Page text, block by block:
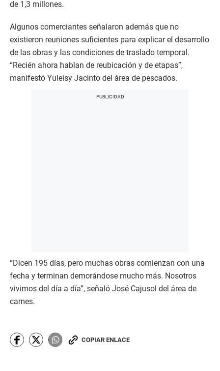
de 1,3 millones.
Algunos comerciantes señalaron además que no
existieron reuniones suficientes para explicar el desarrollo
de las obras y las condiciones de traslado temporal.
“Recién ahora hablan de reubicación y de etapas”,
manifestó Yuleisy Jacinto del área de pescados.
“Dicen 195 días, pero muchas obras comienzan con una
fecha y terminan demorándose mucho más. Nosotros
vivimos del día a día”, señaló José Cajusol del área de
carnes.
COPIAR ENLACE